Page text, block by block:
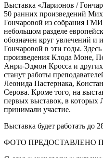
Выставка «Ларионов /
50 ранних произведений
Гончаровой из собрания
небольшом разделе
обозначен круг увлечений и
Гончаровой в эти годы.
произведения Клода Моне,
Анри-Эдмон Кросса и
станут работы
Леонида Пастернака,
Серова. Кроме того, на
первых выставок, в которых
принимали участие.
Выставка будет работать до
ФОТО ПРЕДОСТАВЛЕНО